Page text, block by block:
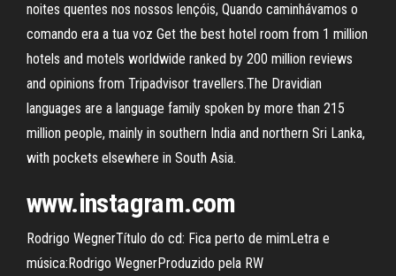
noites quentes nos nossos lençóis, Quando caminhávamos o
comando era a tua voz Get the best hotel room from 1 million
hotels and motels worldwide ranked by 200 million reviews
and opinions from Tripadvisor travellers.The Dravidian
languages are a language family spoken by more than 215
million people, mainly in southern India and northern Sri Lanka,
with pockets elsewhere in South Asia.
www.instagram.com
Rodrigo WegnerTítulo do cd: Fica perto de mimLetra e
música:Rodrigo WegnerProduzido pela RW